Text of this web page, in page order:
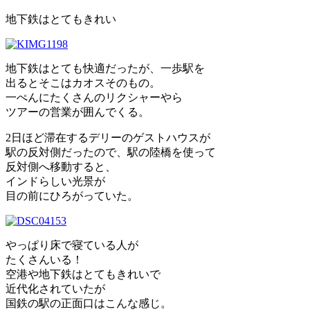
地下鉄はとてもきれい
地下鉄はとても快適だったが、一歩駅を
出るとそこはカオスそのもの。
一ぺんにたくさんのリクシャーやら
ツアーの営業が囲んでくる。
2日ほど滞在するデリーのゲストハウスが
駅の反対側だったので、駅の陸橋を使って
反対側へ移動すると、
インドらしい光景が
目の前にひろがっていた。
やっぱり床で寝ている人が
たくさんいる！
空港や地下鉄はとてもきれいで
近代化されていたが
国鉄の駅の正面口はこんな感じ。